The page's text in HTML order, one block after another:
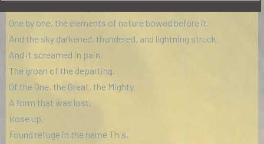
One by one, the elements of nature bowed before it.
And the sky darkened, thundered, and lightning struck,
And it screamed in pain,
The groan of the departing.
Of the One, the Great, the Mighty.
A form that was lost.
Rose up.
Found refuge in the name This,